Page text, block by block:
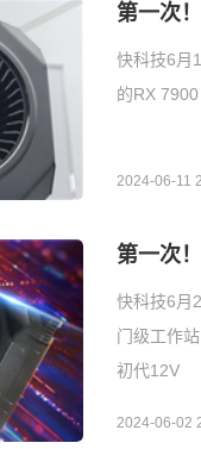
第一次
快科技6月
的RX
2024-06-11
第一次
快科技6月
门级工作
初代12V
2024-06-02